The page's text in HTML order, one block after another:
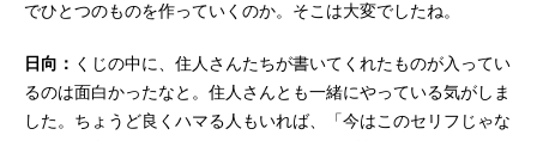
でひとつのものを作っていくのか。そこは大変でしたね。
日向： くじの中に、住人さんたちが書いてくれたものが入ってい
るのは面白かったなと。住人さんとも一緒にやっている気がしま
した。ちょうど良くハマる人もいれば、「今はこのセリフじゃな